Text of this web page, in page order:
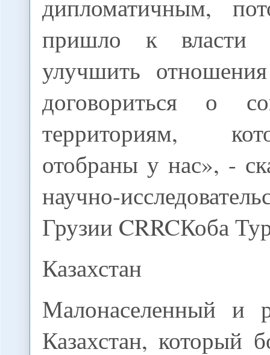
дипломатичным,
пришло к власти
улучшить
договориться о
территориям,
отобраны у нас», -
научно-
Грузии CRRCКоба
Казахстан
Малонаселенный и
Казахстан, который